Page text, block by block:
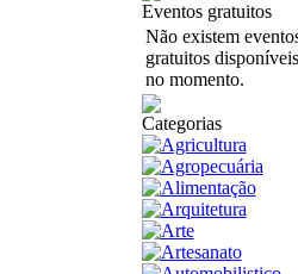
Eventos gratuitos
Não existem
gratuitos disponíveis
no momento.
Categorias
Agricultura
Agropecuária
Alimentação
Arquitetura
Arte
Artesanato